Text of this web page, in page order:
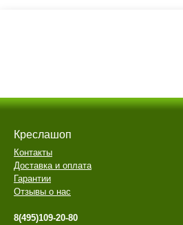
Креслашоп
Контакты
Доставка и оплата
Гарантии
Отзывы о нас
8(495)109-20-80